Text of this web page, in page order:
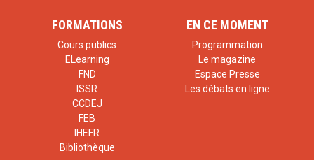
FORMATIONS
Cours publics
ELearning
FND
ISSR
CCDEJ
FEB
IHEFR
Bibliothèque
EN CE MOMENT
Programmation
Le magazine
Espace Presse
Les débats en ligne